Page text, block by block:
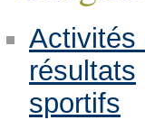
Activités
résultats
sportifs